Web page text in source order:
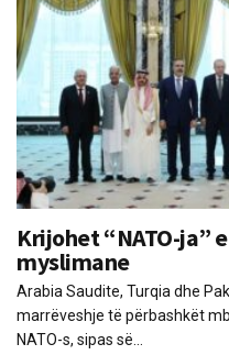
Krijohet “NATO-ja”
myslimane
Arabia Saudite, Turqia dhe
marrëveshje të përbashkët
NATO-s, sipas së...